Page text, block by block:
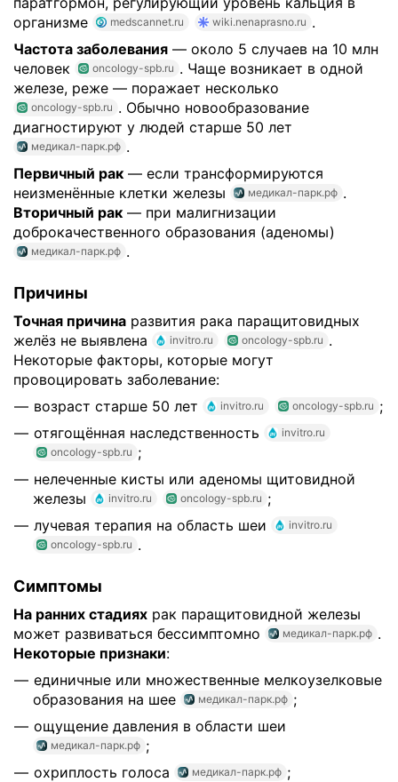
организме
medscannet.ru wiki.nenaprasno.ru .
Частота заболевания — около 5 случаев на 10 млн
человек
oncology-spb.ru . Чаще возникает в одной
железе, реже — поражает несколько
oncology-spb.ru . Обычно новообразование
диагностируют у людей старше 50 лет
медикал-парк.рф .
Первичный рак — если трансформируются
неизменённые клетки железы
медикал-парк.рф .
Вторичный рак — при малигнизации
доброкачественного образования (аденомы)
медикал-парк.рф .
Причины
Точная причина развития рака паращитовидных
желёз не выявлена
invitro.ru oncology-spb.ru .
Некоторые факторы, которые могут
провоцировать заболевание:
возраст старше 50 лет
invitro.ru oncology-spb.ru ;
отягощённая наследственность
invitro.ru
oncology-spb.ru ;
нелеченные кисты или аденомы щитовидной
железы
invitro.ru oncology-spb.ru ;
лучевая терапия на область шеи
invitro.ru
oncology-spb.ru .
Симптомы
На ранних стадиях рак паращитовидной железы
может развиваться бессимптомно
медикал-парк.рф .
Некоторые признаки:
единичные или множественные мелкоузелковые
образования на шее
медикал-парк.рф ;
ощущение давления в области шеи
медикал-парк.рф ;
охриплость голоса
медикал-парк.рф ;